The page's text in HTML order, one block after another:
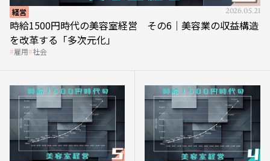
経営 2026.05.21
時給1500円時代の美容室経営 その6｜美容業の収益構造
を改革する「多次元化」
雇用 社会